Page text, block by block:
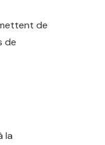
de
de
la